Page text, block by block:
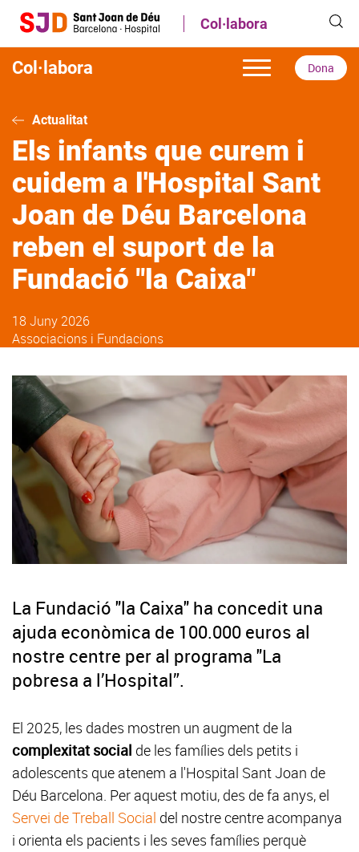
contingut
Col·labora
Col·labora Dona
Actualitat
Els infants que curem i
cuidem a l'Hospital Sant
Joan de Déu Barcelona
reben el suport de la
Fundació "la Caixa"
18 Juny 2026
Associacions i Fundacions
La Fundació "la Caixa" ha concedit una
ajuda econòmica de 100.000 euros al
nostre centre per al programa "La
pobresa a l’Hospital”.
El 2025, les dades mostren un augment de la
complexitat social de les famílies dels petits i
adolescents que atenem a l'Hospital Sant Joan de
Déu Barcelona. Per aquest motiu, des de fa anys, el
Servei de Treball Social del nostre centre acompanya
i orienta els pacients i les seves famílies perquè